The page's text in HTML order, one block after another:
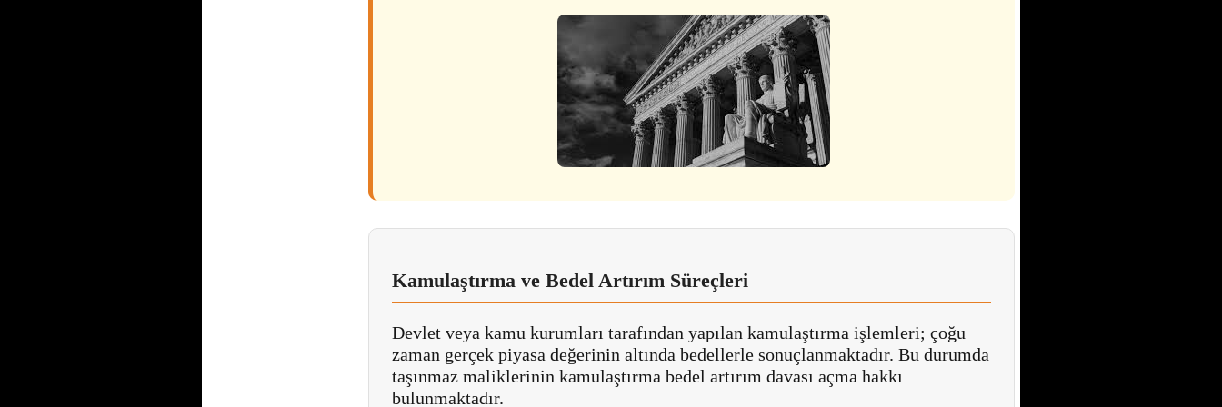
Kamulaştırma ve Bedel Artırım Süreçleri
Devlet veya kamu kurumları tarafından yapılan kamulaştırma işlemleri; çoğu
zaman gerçek piyasa değerinin altında bedellerle sonuçlanmaktadır. Bu durumda
taşınmaz maliklerinin kamulaştırma bedel artırım davası açma hakkı
bulunmaktadır.